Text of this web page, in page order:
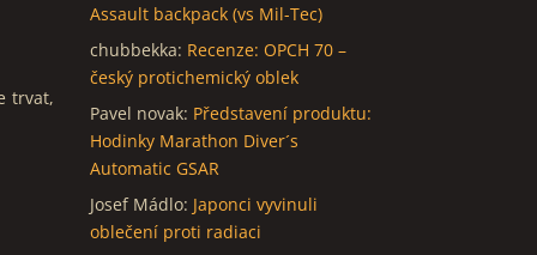
trvat,
Assault backpack (vs Mil-Tec)
chubbekka: Recenze: OPCH 70 –
český protichemický oblek
Pavel novak: Představení produktu:
Hodinky Marathon Diver´s
Automatic GSAR
Josef Mádlo: Japonci vyvinuli
oblečení proti radiaci